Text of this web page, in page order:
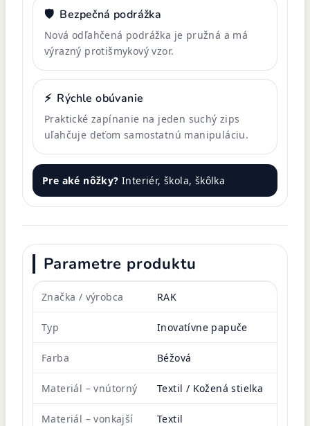
🛡️ Bezpečná podrážka
Nová odľahčená podrážka je pružná a má
výrazný protišmykový vzor.
⚡ Rýchle obúvanie
Praktické zapínanie na jeden suchý zips
uľahčuje deťom samostatnú manipuláciu.
Pre aké nôžky? Interiér, škola, škôlka
Parametre produktu
Značka / výrobca RAK
Typ Inovatívne papuče
Farba Béžová
Materiál – vnútorný Textil / Kožená stielka
Materiál – vonkajší Textil